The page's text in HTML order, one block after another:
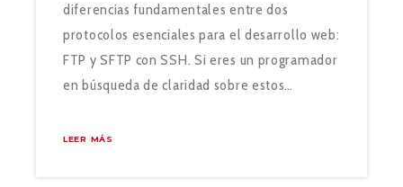
diferencias fundamentales entre dos
protocolos esenciales para el desarrollo web:
FTP y SFTP con SSH. Si eres un programador
en búsqueda de claridad sobre estos…
LEER MÁS